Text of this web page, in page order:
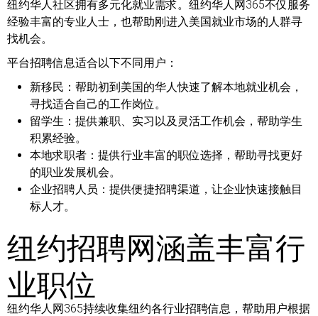
纽约华人社区拥有多元化就业需求。纽约华人网365不仅服务
经验丰富的专业人士，也帮助刚进入美国就业市场的人群寻
找机会。
平台招聘信息适合以下不同用户：
新移民： 帮助初到美国的华人快速了解本地就业机会，
寻找适合自己的工作岗位。
留学生： 提供兼职、实习以及灵活工作机会，帮助学生
积累经验。
本地求职者： 提供行业丰富的职位选择，帮助寻找更好
的职业发展机会。
企业招聘人员： 提供便捷招聘渠道，让企业快速接触目
标人才。
纽约招聘网涵盖丰富行
业职位
纽约华人网365持续收集纽约各行业招聘信息，帮助用户根据